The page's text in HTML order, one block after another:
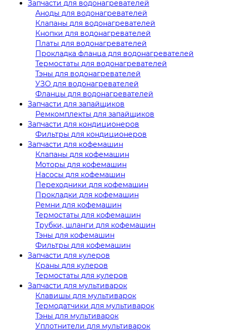
Запчасти для водонагревателей
Аноды для водонагревателей
Клапаны для водонагревателей
Кнопки для водонагревателей
Платы для водонагревателей
Прокладка фланца для водонагревателей
Термостаты для водонагревателей
Тэны для водонагревателей
УЗО для водонагревателей
Фланцы для водонагревателей
Запчасти для запайщиков
Ремкомплекты для запайщиков
Запчасти для кондиционеров
Фильтры для кондиционеров
Запчасти для кофемашин
Клапаны для кофемашин
Моторы для кофемашин
Насосы для кофемашин
Переходники для кофемашин
Прокладки для кофемашин
Ремни для кофемашин
Термостаты для кофемашин
Трубки, шланги для кофемашин
Тэны для кофемашин
Фильтры для кофемашин
Запчасти для кулеров
Краны для кулеров
Термостаты для кулеров
Запчасти для мультиварок
Клавишы для мультиварок
Термодатчики для мультиварок
Тэны для мультиварок
Уплотнители для мультиварок